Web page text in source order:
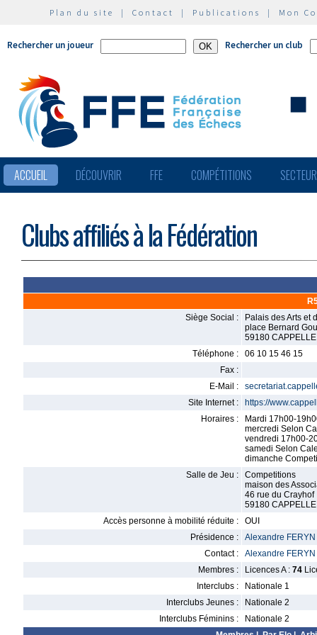
Plan du site | Contact | Publications | Mon
Rechercher un joueur Rechercher un club
ACCUEIL DÉCOUVRIR FFE COMPÉTITIONS
Clubs affiliés à la Fédération
Siège Social :
Palais des Arts et
place Bernard
59180
Téléphone :
06 10 15 46 15
Fax :
E-Mail :
Site Internet :
https://
Horaires :
Mardi 17h00-
mercredi Selon
vendredi 17h00-
samedi Selon
dimanche
Salle de Jeu :
Competitions
maison des
46 rue du Crayhof
59180
Accès personne à mobilité réduite :
OUI
Présidence :
Alexandre FERYN
Contact :
Alexandre FERYN
Membres :
Licences A : 74
Interclubs :
Nationale 1
Interclubs Jeunes :
Nationale 2
Interclubs Féminins :
Nationale 2